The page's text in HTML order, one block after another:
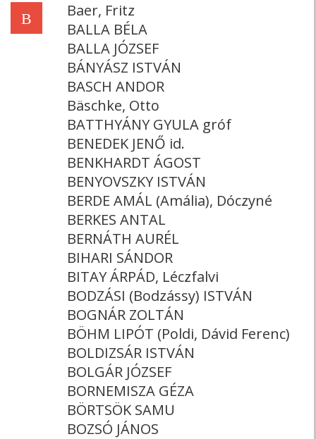
B
Baer, Fritz
BALLA BÉLA
BALLA JÓZSEF
BÁNYÁSZ ISTVÁN
BASCH ANDOR
Bäschke, Otto
BATTHYÁNY GYULA gróf
BENEDEK JENŐ id.
BENKHARDT ÁGOST
BENYOVSZKY ISTVÁN
BERDE AMÁL (Amália), Dóczyné
BERKES ANTAL
BERNÁTH AURÉL
BIHARI SÁNDOR
BITAY ÁRPÁD, Léczfalvi
BODZÁSI (Bodzássy) ISTVÁN
BOGNÁR ZOLTÁN
BÖHM LIPÓT (Poldi, Dávid Ferenc)
BOLDIZSÁR ISTVÁN
BOLGÁR JÓZSEF
BORNEMISZA GÉZA
BÖRTSÖK SAMU
BOZSÓ JÁNOS